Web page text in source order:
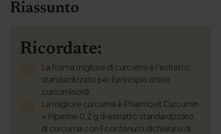
Riassunto
Ricordate:
La forma migliore di curcuma è l'estratto,
standardizzato per il principio attivo
curcuminoidi.
La migliore curcuma è Pharmovit Curcumin
+ Piperine 0,2 g di estratto standardizzato
di curcuma con il contenuto dichiarato di